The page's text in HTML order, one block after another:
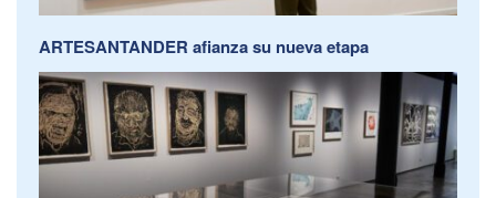
ARTESANTANDER afianza su nueva etapa